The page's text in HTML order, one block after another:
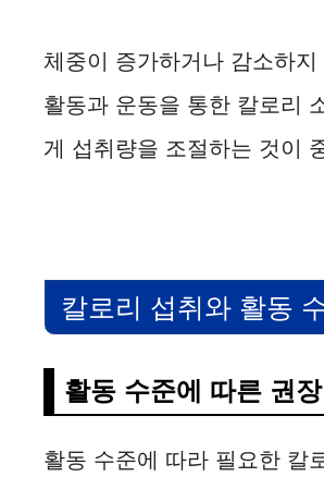
체중이 증가하거나 감소하
활동과 운동을 통한 칼로리
게 섭취량을 조절하는 것이
칼로리 섭취와 활동
활동 수준에 따른 권장
활동 수준에 따라 필요한 칼